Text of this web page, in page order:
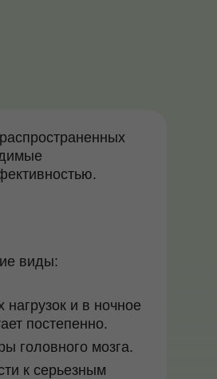
виды:
и в ночное
постепенно.
головного мозга.
к серьезным